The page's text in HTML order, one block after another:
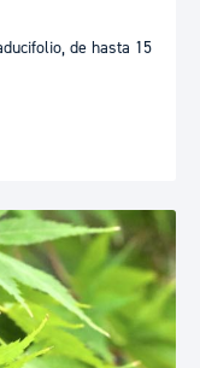
de hasta 15